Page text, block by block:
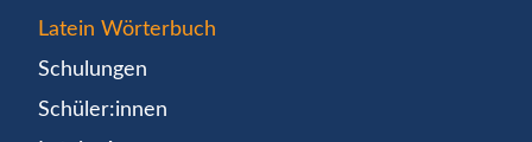
Latein Wörterbuch
Schulungen
Schüler:innen